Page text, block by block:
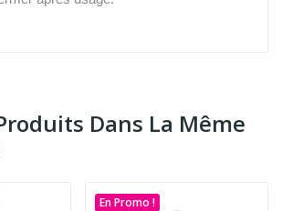
Dans La Même
En Promo !